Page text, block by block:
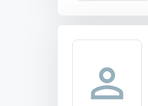
Гарантія 6 місяців.